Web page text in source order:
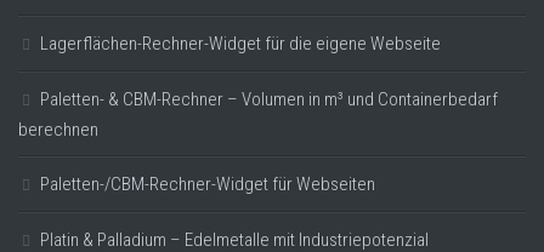
Lagerflächen-Rechner-Widget für die eigene Webseite
Paletten- & CBM-Rechner – Volumen in m³ und Containerbedarf
berechnen
Paletten-/CBM-Rechner-Widget für Webseiten
Platin & Palladium – Edelmetalle mit Industriepotenzial